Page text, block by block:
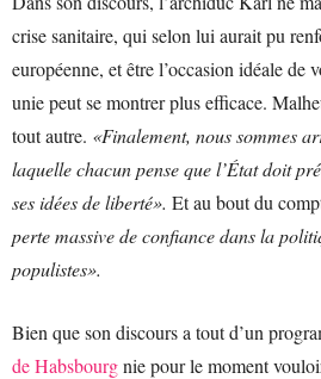
crise sanitaire, qui selon lui aurait pu
européenne, et être l’occasion idéale de
unie peut se montrer plus efficace.
tout autre. «Finalement, nous sommes
laquelle chacun pense que l’État doit
ses idées de liberté». Et au bout du
perte massive de confiance dans la
populistes».
Bien que son discours a tout d’un
de Habsbourgnie pour le moment